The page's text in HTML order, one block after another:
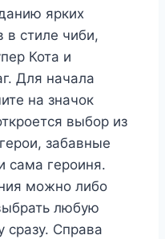
ярких
в стиле чиби,
Кота и
Для начала
на значок
выбор из
забавные
сама героиня.
можно либо
любую
сразу. Справа